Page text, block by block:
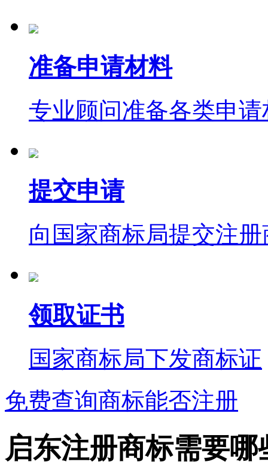
准备申请材料
专业顾问准备各类申请
提交申请
向国家商标局提交注
领取证书
国家商标局下发商标证
免费查询商标能否注册
启东注册商标需要哪